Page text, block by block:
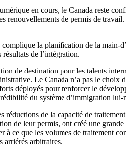
en cours, le Canada reste
renouvellements de permis de
la planification de la main-
résultats de l’intégration.
de destination pour les talents
Le Canada n’a pas le
déployés pour renforcer le
du système d’immigration lui-
réductions de la capacité de
de leur permis, ont créé une
ce que les volumes de traitement
arriérés arbitraires.